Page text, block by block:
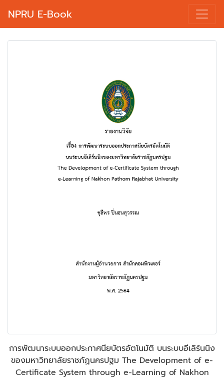
NPRU E-Book
การพัฒนาระบบออกประกาศนียบัตรอัตโนมัติ บนระบบอีเลิร์นนิง
ของมหาวิทยาลัยราชภัฏนครปฐม The Development of e-
Certificate System through e-Learning of Nakhon